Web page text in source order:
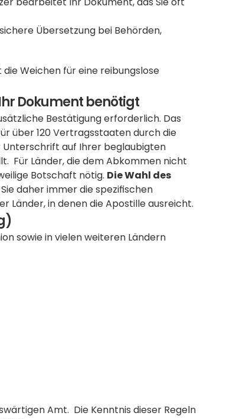
Übersetzung bei Behörden,
Dokument benötigt
Bestätigung erforderlich. Das
über 120 Vertragsstaaten durch die
Unterschrift auf Ihrer beglaubigten
Für Länder, die dem Abkommen nicht
Botschaft nötig. Die Wahl des
Länder, in denen die Apostille ausreicht.
sowie in vielen weiteren Ländern
Amt.  Die Kenntnis dieser Regeln